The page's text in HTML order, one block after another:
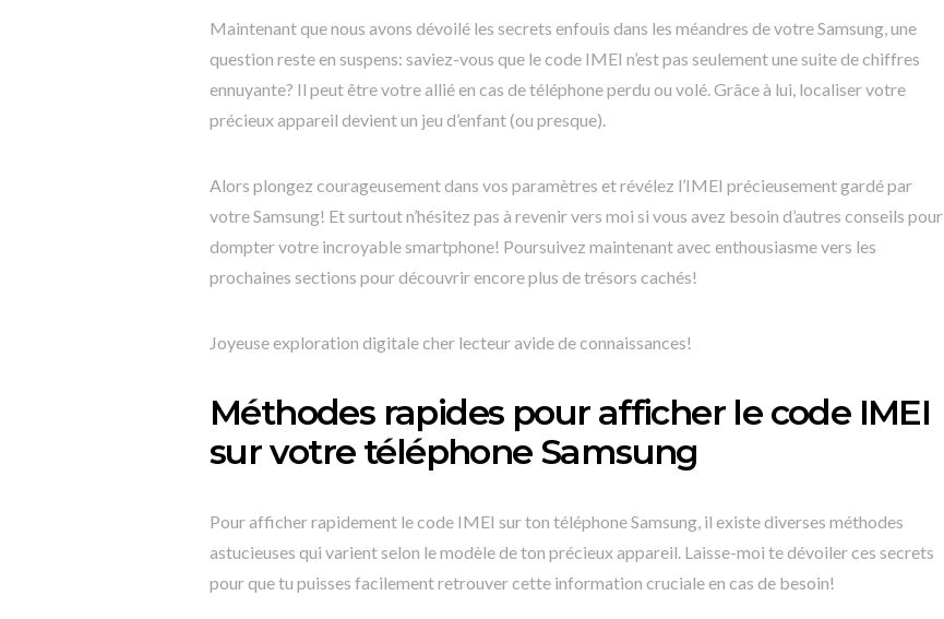
Maintenant que nous avons dévoilé les secrets enfouis dans les méandres de votre Samsung, une
question reste en suspens: saviez-vous que le code IMEI n’est pas seulement une suite de chiffres
ennuyante? Il peut être votre allié en cas de téléphone perdu ou volé. Grâce à lui, localiser votre
précieux appareil devient un jeu d’enfant (ou presque).
Alors plongez courageusement dans vos paramètres et révélez l’IMEI précieusement gardé par
votre Samsung! Et surtout n’hésitez pas à revenir vers moi si vous avez besoin d’autres conseils pour
dompter votre incroyable smartphone! Poursuivez maintenant avec enthousiasme vers les
prochaines sections pour découvrir encore plus de trésors cachés!
Joyeuse exploration digitale cher lecteur avide de connaissances!
Méthodes rapides pour afficher le code IMEI
sur votre téléphone Samsung
Pour afficher rapidement le code IMEI sur ton téléphone Samsung, il existe diverses méthodes
astucieuses qui varient selon le modèle de ton précieux appareil. Laisse-moi te dévoiler ces secrets
pour que tu puisses facilement retrouver cette information cruciale en cas de besoin!